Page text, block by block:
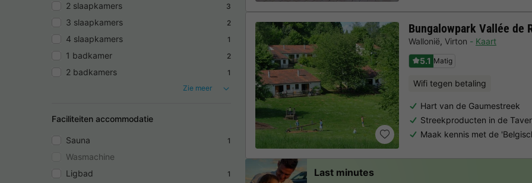
2 slaapkamers 3
3 slaapkamers 2
4 slaapkamers 1
1 badkamer 2
2 badkamers
1
Zie meer
Faciliteiten accommodatie
Sauna 1
Wasmachine
Ligbad
1
Bungalowpark Vallée de
Wallonië, Virton
Kaart
5.1 Matig
Wifi tegen betaling
Hart van de Gaumestreek
Streekproducten in de
Maak kennis met de
Last minutes